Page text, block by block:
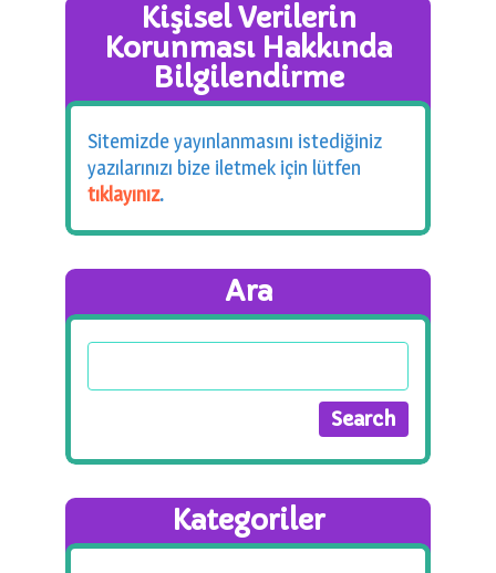
Kişisel Verilerin
Korunması Hakkında
Bilgilendirme
Sitemizde yayınlanmasını istediğiniz
yazılarınızı bize iletmek için lütfen
tıklayınız.
Ara
Kategoriler